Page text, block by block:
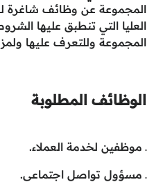
المجموعة عن وظائف شاغرة
العليا التي تنطبق عليها
المجموعة وللتعرف عليها
الوظائف المطلوبة
ـ موظفين لخدمة العملاء.
ـ مسؤول تواصل اجتماعي.